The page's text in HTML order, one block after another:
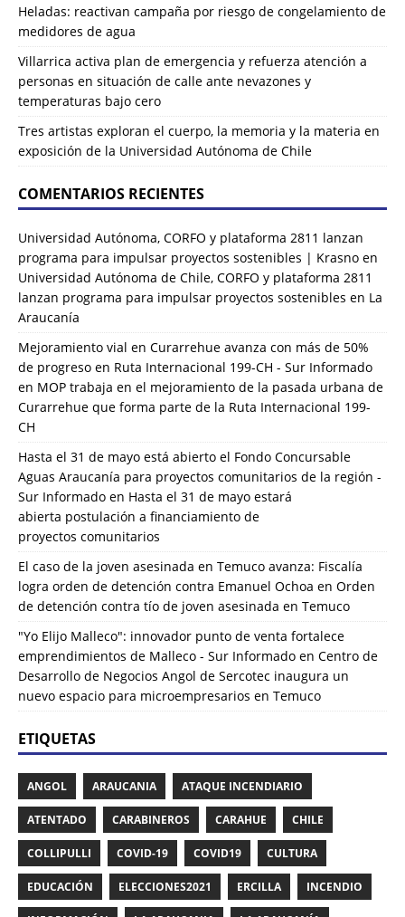
Heladas: reactivan campaña por riesgo de congelamiento de
medidores de agua
Villarrica activa plan de emergencia y refuerza atención a
personas en situación de calle ante nevazones y
temperaturas bajo cero
Tres artistas exploran el cuerpo, la memoria y la materia en
exposición de la Universidad Autónoma de Chile
COMENTARIOS RECIENTES
Universidad Autónoma, CORFO y plataforma 2811 lanzan
programa para impulsar proyectos sostenibles | Krasno en
Universidad Autónoma de Chile, CORFO y plataforma 2811
lanzan programa para impulsar proyectos sostenibles en La
Araucanía
Mejoramiento vial en Curarrehue avanza con más de 50%
de progreso en Ruta Internacional 199-CH - Sur Informado
en MOP trabaja en el mejoramiento de la pasada urbana de
Curarrehue que forma parte de la Ruta Internacional 199-
CH
Hasta el 31 de mayo está abierto el Fondo Concursable
Aguas Araucanía para proyectos comunitarios de la región -
Sur Informado en Hasta el 31 de mayo estará
abierta postulación a financiamiento de
proyectos comunitarios
El caso de la joven asesinada en Temuco avanza: Fiscalía
logra orden de detención contra Emanuel Ochoa en Orden
de detención contra tío de joven asesinada en Temuco
"Yo Elijo Malleco": innovador punto de venta fortalece
emprendimientos de Malleco - Sur Informado en Centro de
Desarrollo de Negocios Angol de Sercotec inaugura un
nuevo espacio para microempresarios en Temuco
ETIQUETAS
ANGOL ARAUCANIA ATAQUE INCENDIARIO
ATENTADO CARABINEROS CARAHUE CHILE
COLLIPULLI COVID-19 COVID19 CULTURA
EDUCACIÓN ELECCIONES2021 ERCILLA INCENDIO